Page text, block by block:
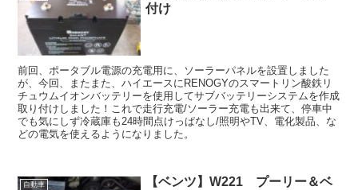
付け
前回、ポータブル電源の充電用に、ソーラーパネルを設置しました
が、今回、またまた、ハイエースにRENOGYのスマートリン酸鉄リ
チュウムイオンバッテリーを使用してサブバッテリーシステムを作成
取り付けしました！これで走行充電/ソーラー充電も出来て、停車中
でも気にしず冷蔵庫も24時間点けっぱなし/照明やTV、電化製品、な
どの電気を使えるようになりました。
自動車
【ベンツ】W221 プーリー＆ベ